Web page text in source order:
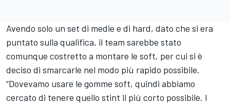
Avendo solo un set di medie e di hard, dato che si era
puntato sulla qualifica, il team sarebbe stato
comunque costretto a montare le soft, per cui si è
deciso di smarcarle nel modo più rapido possibile.
“Dovevamo usare le gomme soft, quindi abbiamo
cercato di tenere quello stint il più corto possibile. I